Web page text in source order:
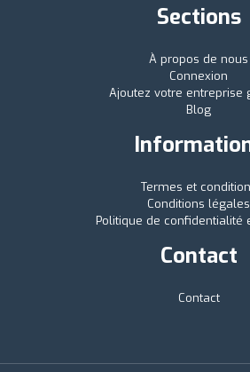
Sections
À propos de nous
Connexion
Ajoutez votre entreprise
Blog
Termes et
Conditions légales
Politique de confidentialité
Contact
Contact